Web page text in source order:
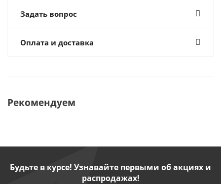
Задать вопрос
Оплата и доставка
Рекомендуем
Будьте в курсе! Узнавайте первыми об акциях и
распродажах!